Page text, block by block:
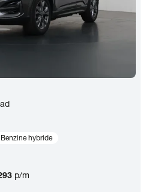
Benzine hybride
p/m